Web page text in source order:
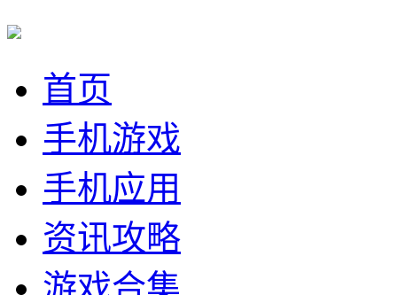
首页
手机游戏
手机应用
资讯攻略